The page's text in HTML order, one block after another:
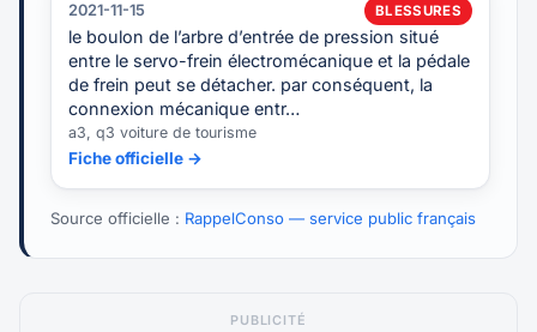
2021-11-15 BLESSURES
le boulon de l’arbre d’entrée de pression situé
entre le servo-frein électromécanique et la pédale
de frein peut se détacher. par conséquent, la
connexion mécanique entr…
a3, q3 voiture de tourisme
Fiche officielle →
Source officielle : RappelConso — service public français
PUBLICITÉ